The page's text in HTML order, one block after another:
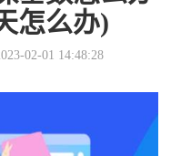
怎么办)
02-01 14:48:28